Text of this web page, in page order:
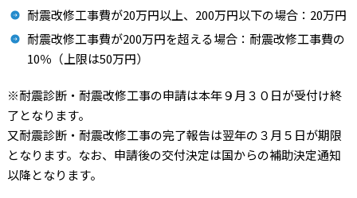
耐震改修工事費が20万円以上、200万円以下の場合：20万円
耐震改修工事費が200万円を超える場合：耐震改修工事費の
10％（上限は50万円）
※耐震診断・耐震改修工事の申請は本年９月３０日が受付け終
了となります。
又耐震診断・耐震改修工事の完了報告は翌年の３月５日が期限
となります。なお、申請後の交付決定は国からの補助決定通知
以降となります。